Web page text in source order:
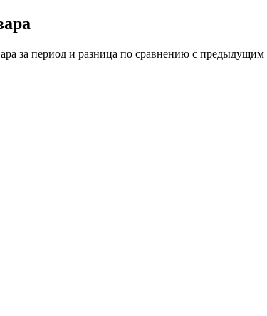
за период и разница по сравнению с